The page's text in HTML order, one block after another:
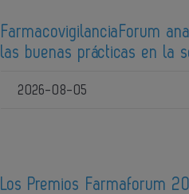
FarmacovigilanciaForum
las buenas prácticas en la
2026-08-05
Los Premios Farmaforum